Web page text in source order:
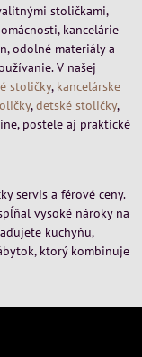
stoličkami,
kancelárie
odolné materiály a
V našej
stoličky, kancelárske
,detské stoličky,
postele aj praktické
servis a férové ceny.
vysoké nároky na
kuchyňu,
ktorý kombinuje